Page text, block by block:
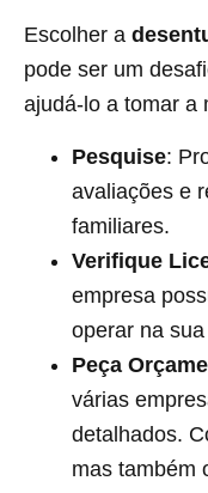
Escolher a
pode ser um
ajudá-lo a tomar a
Pesquise:
avaliações e
familiares.
Verifique
empresa
operar na
Peça
várias
detalhados.
mas também